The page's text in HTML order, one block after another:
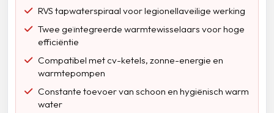
RVS tapwaterspiraal voor legionellaveilige werking
Twee geïntegreerde warmtewisselaars voor hoge
efficiëntie
Compatibel met cv-ketels, zonne-energie en
warmtepompen
Constante toevoer van schoon en hygiënisch warm
water